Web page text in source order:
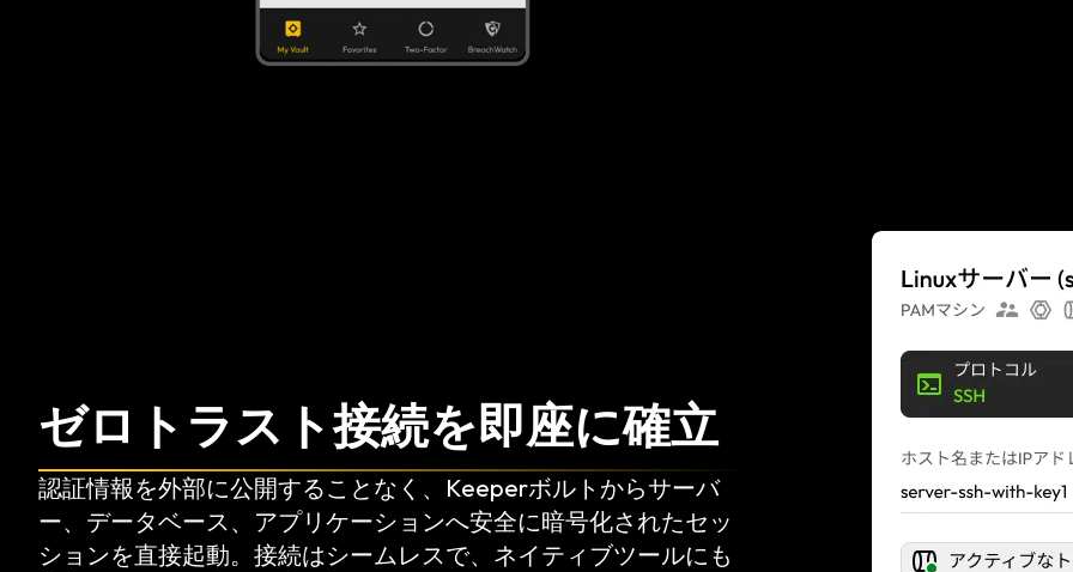
ゼロトラスト接続を即座に確立
認証情報を外部に公開することなく、Keeperボルトからサーバ
ー、データベース、アプリケーションへ安全に暗号化されたセッ
ションを直接起動。接続はシームレスで、ネイティブツールにも